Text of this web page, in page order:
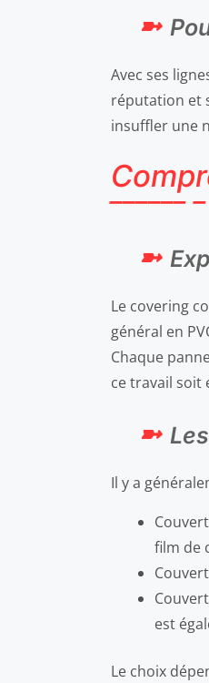
Avec ses
réputation et
insuffler une
Le covering
général en
Chaque
ce travail
Il y a
film de
est
Le choix